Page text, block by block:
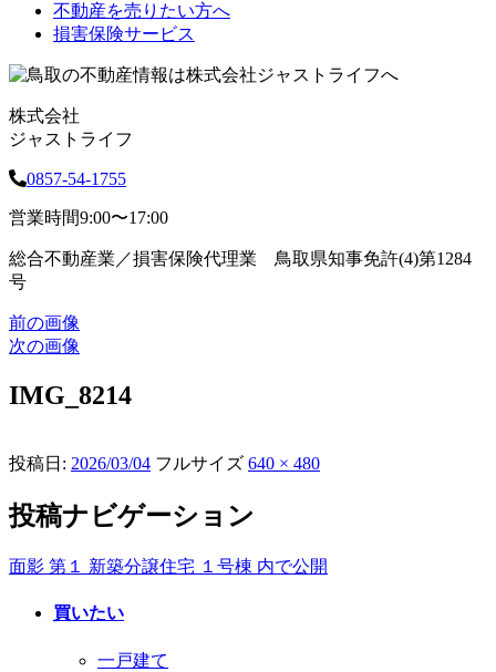
不動産を売りたい方へ
損害保険サービス
株式会社
ジャストライフ
0857-54-1755
営業時間9:00〜17:00
総合不動産業／損害保険代理業 鳥取県知事免許(4)第1284
号
前の画像
次の画像
IMG_8214
投稿日: 2026/03/04 フルサイズ 640 × 480
投稿ナビゲーション
面影 第１ 新築分譲住宅 １号棟 内で公開
買いたい
一戸建て